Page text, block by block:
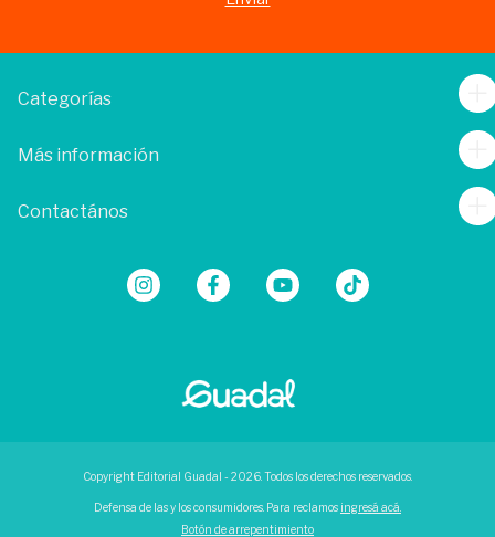
Categorías
Más información
Contactános
Copyright Editorial Guadal - 2026. Todos los derechos reservados.
Defensa de las y los consumidores. Para reclamos ingresá acá.
Botón de arrepentimiento